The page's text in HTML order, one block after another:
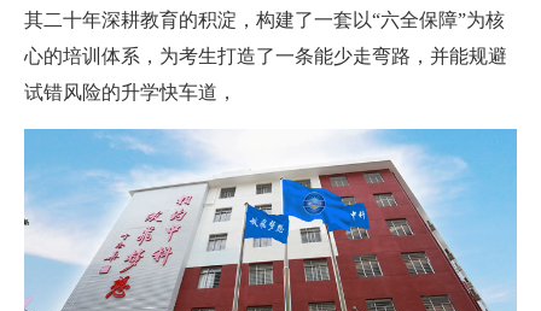
其二十年深耕教育的积淀，构建了一套以“六全保障”为核
心的培训体系，为考生打造了一条能少走弯路，并能规避
试错风险的升学快车道，